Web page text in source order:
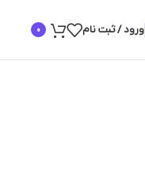
ورود / ثبت نام 0